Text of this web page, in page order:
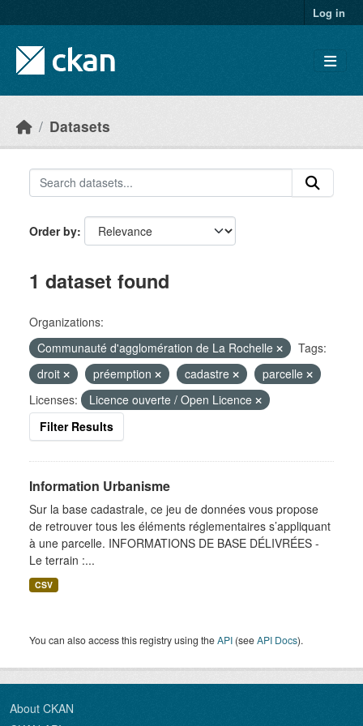
Log in
Datasets
Order by
1 dataset found
Organizations:
Communauté d'agglomération de La Rochelle
Tags:
droit
préemption cadastre
parcelle
Licenses:
Licence ouverte / Open Licence
Filter Results
Information Urbanisme
Sur la base cadastrale, ce jeu de données vous propose
de retrouver tous les éléments réglementaires s’appliquant
à une parcelle. INFORMATIONS DE BASE DÉLIVRÉES -
Le terrain :...
CSV
You can also access this registry using theAPI (seeAPI Docs).
About CKAN